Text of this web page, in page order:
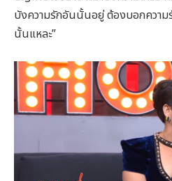
บังความรักอันนั้นอยู่ ต้องบอกความ
นั้นแหละ”